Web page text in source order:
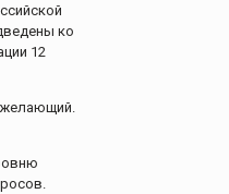
ко
12
желающий.